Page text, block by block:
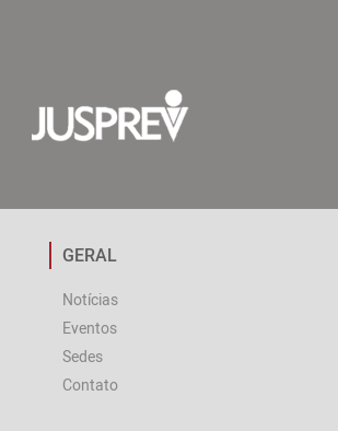
GERAL
Notícias
Eventos
Sedes
Contato